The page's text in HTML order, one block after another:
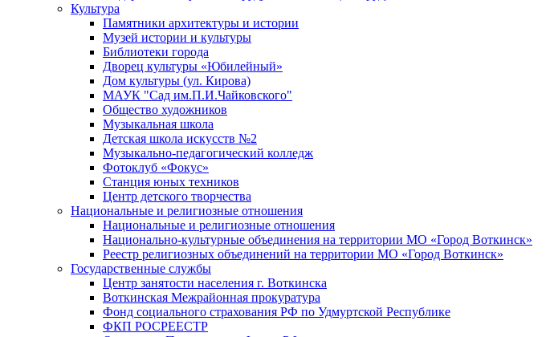
Культура
Памятники архитектуры и истории
Музей истории и культуры
Библиотеки города
Дворец культуры «Юбилейный»
Дом культуры (ул. Кирова)
МАУК "Сад им.П.И.Чайковского"
Общество художников
Музыкальная школа
Детская школа искусств №2
Музыкально-педагогический колледж
Фотоклуб «Фокус»
Станция юных техников
Центр детского творчества
Национальные и религиозные отношения
Национальные и религиозные отношения
Национально-культурные объединения на территории МО «Город Воткинск»
Реестр религиозных объединений на территории МО «Город Воткинск»
Государственные службы
Центр занятости населения г. Воткинска
Воткинская Межрайонная прокуратура
Фонд социального страхования РФ по Удмуртской Республике
ФКП РОСРЕЕСТР